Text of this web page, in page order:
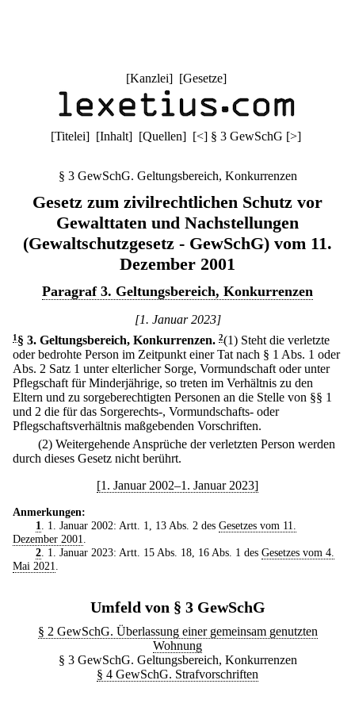
[Kanzlei] [Gesetze]
[Titelei] [Inhalt] [Quellen] [<] § 3 GewSchG [>]
§ 3 GewSchG. Geltungsbereich, Konkurrenzen
Gesetz zum zivilrechtlichen Schutz vor
Gewalttaten und Nachstellungen
(Gewaltschutzgesetz - GewSchG) vom 11.
Dezember 2001
Paragraf 3. Geltungsbereich, Konkurrenzen
[1. Januar 2023]
1 § 3. Geltungsbereich, Konkurrenzen. 2(1) Steht die verletzte
oder bedrohte Person im Zeitpunkt einer Tat nach § 1 Abs. 1 oder
Abs. 2 Satz 1 unter elterlicher Sorge, Vormundschaft oder unter
Pflegschaft für Minderjährige, so treten im Verhältnis zu den
Eltern und zu sorgeberechtigten Personen an die Stelle von §§ 1
und 2 die für das Sorgerechts-, Vormundschafts- oder
Pflegschaftsverhältnis maßgebenden Vorschriften.
(2) Weitergehende Ansprüche der verletzten Person werden
durch dieses Gesetz nicht berührt.
[1. Januar 2002–1. Januar 2023]
Anmerkungen:
1. 1. Januar 2002: Artt. 1, 13 Abs. 2 des Gesetzes vom 11.
Dezember 2001.
2. 1. Januar 2023: Artt. 15 Abs. 18, 16 Abs. 1 des Gesetzes vom 4.
Mai 2021.
Umfeld von § 3 GewSchG
§ 2 GewSchG. Überlassung einer gemeinsam genutzten
Wohnung
§ 3 GewSchG. Geltungsbereich, Konkurrenzen
§ 4 GewSchG. Strafvorschriften